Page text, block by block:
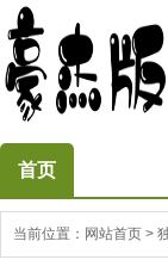
首页
当前位置： 网站首页 >